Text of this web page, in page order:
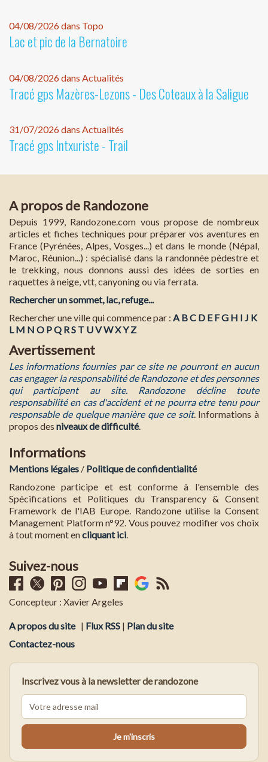
04/08/2026 dans Topo
Lac et pic de la Bernatoire
04/08/2026 dans Actualités
Tracé gps Mazères-Lezons - Des Coteaux à la Saligue
31/07/2026 dans Actualités
Tracé gps Intxuriste - Trail
A propos de Randozone
Depuis 1999, Randozone.com vous propose de nombreux
articles et fiches techniques pour préparer vos aventures en
France (Pyrénées, Alpes, Vosges...) et dans le monde (Népal,
Maroc, Réunion...) : spécialisé dans la randonnée pédestre et
le trekking, nous donnons aussi des idées de sorties en
raquettes à neige, vtt, canyoning ou via ferrata.
Rechercher un sommet, lac, refuge...
Rechercher une ville qui commence par : A BC D E FG H I J K
L M N O PQ RS T UVWXY Z
Avertissement
Les informations fournies par ce site ne pourront en aucun
cas engager la responsabilité de Randozone et des personnes
qui participent au site. Randozone décline toute
responsabilité en cas d'accident et ne pourra etre tenu pour
responsable de quelque manière que ce soit. Informations à
propos des niveaux de difficulté.
Informations
Mentions légales / Politique de confidentialité
Randozone participe et est conforme à l'ensemble des
Spécifications et Politiques du Transparency & Consent
Framework de l'IAB Europe. Randozone utilise la Consent
Management Platform n°92. Vous pouvez modifier vos choix
à tout moment encliquant ici.
Suivez-nous
Concepteur : Xavier Argeles
A propos du site | Flux RSS | Plan du site
Contactez-nous
Inscrivez vous à la newsletter de randozone